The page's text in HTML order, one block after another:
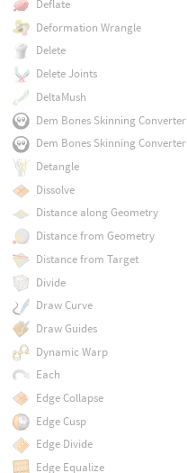
Deflate
Deformation Wrangle
Delete
Delete Joints
DeltaMush
Dem Bones Skinning Converter
Dem Bones Skinning Converter
Detangle
Dissolve
Distance along Geometry
Distance from Geometry
Distance from Target
Divide
Draw Curve
Draw Guides
Dynamic Warp
Each
Edge Collapse
Edge Cusp
Edge Divide
Edge Equalize